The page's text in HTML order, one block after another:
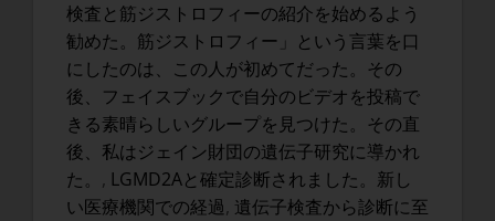
検査と筋ジストロフィーの紹介を始めるよう
勧めた。筋ジストロフィー」という言葉を口
にしたのは、この人が初めてだった。その
後、フェイスブックで自分のビデオを投稿で
きる素晴らしいグループを見つけた。その直
後、私はジェイン財団の遺伝子研究に導かれ
た。 , LGMD2Aと確定診断されました。新し
い医療機関での経過, 遺伝子検査から診断に至